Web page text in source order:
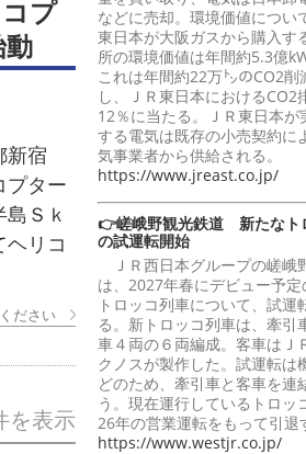
プ
新宿
プター
Ｓｋ
リコ
ださい
を表示
などに売却。環境価値につい
東日本が大阪ガスから購入す
所の環境価値は年間約5.3億
これは年間約22万㌧のCO2削
し、ＪＲ東日本におけるCO2
12％に当たる。ＪＲ東日本が
する電気は既存の小売契約に
気事業者から供給される。
https://www.jreast.co.jp/
👉嵯峨野観光鉄道 新たなト
の試運転開始
ＪＲ西日本グループの嵯峨
は、2027年春にデビュー予定
トロッコ列車について、試運
る。新トロッコ列車は、牽引
車４両の６両編成。客車はＪ
クノスが製作した。試運転は
どのため、牽引車と客車を連
う。現在運行しているトロッ
26年の営業運転をもって引退
https://www.westjr.co.jp/